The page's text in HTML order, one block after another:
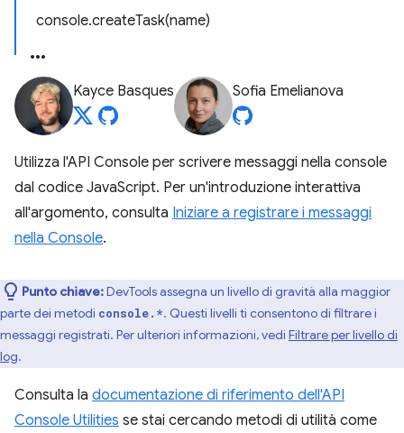
console.createTask(name)
Kayce Basques Sofia Emelianova
Utilizza l'API Console per scrivere messaggi nella console
dal codice JavaScript. Per un'introduzione interattiva
all'argomento, consulta Iniziare a registrare i messaggi
nella Console.
Punto chiave:DevTools assegna un livello di gravità alla maggior
parte dei metodi console.*. Questi livelli ti consentono di filtrare i
messaggi registrati. Per ulteriori informazioni, vedi Filtrare per livello di
log.
Consulta la documentazione di riferimento dell'API
Console Utilities se stai cercando metodi di utilità come